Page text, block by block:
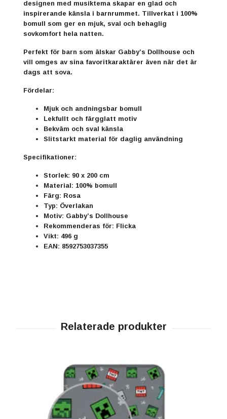
designen med musiktema skapar en glad och
inspirerande känsla i barnrummet. Tillverkat i 100%
bomull som ger en mjuk, sval och behaglig
sovkomfort hela natten.
Perfekt för barn som älskar Gabby’s Dollhouse och
vill omges av sina favoritkaraktärer även när det är
dags att sova.
Fördelar:
Mjuk och andningsbar bomull
Lekfullt och färgglatt motiv
Bekväm och sval känsla
Slitstarkt material för daglig användning
Specifikationer:
Storlek: 90 x 200 cm
Material: 100% bomull
Färg: Rosa
Typ: Överlakan
Motiv: Gabby’s Dollhouse
Rekommenderas för: Flicka
Vikt: 496 g
EAN: 8592753037355